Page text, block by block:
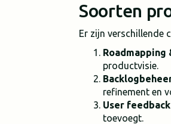
Soorten
Er zijn verschillende
productvisie.
refinement en
User
toevoegt.